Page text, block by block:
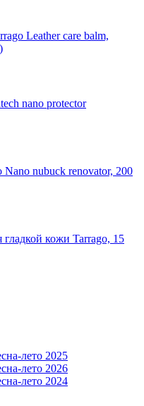
Leather care balm,
nano protector
nubuck renovator, 200
кожи Tarrago, 15
лето 2025
лето 2026
лето 2024